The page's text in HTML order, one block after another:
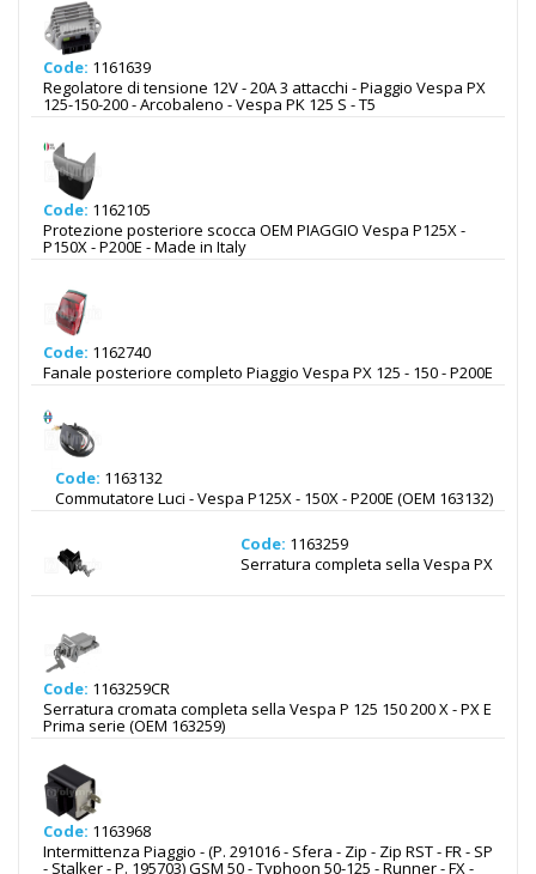
Code: 1161639
Regolatore di tensione 12V - 20A 3 attacchi - Piaggio Vespa PX
125-150-200 - Arcobaleno - Vespa PK 125 S - T5
Code: 1162105
Protezione posteriore scocca OEM PIAGGIO Vespa P125X -
P150X - P200E - Made in Italy
Code: 1162740
Fanale posteriore completo Piaggio Vespa PX 125 - 150 - P200E
Code: 1163132
Commutatore Luci - Vespa P125X - 150X - P200E (OEM 163132)
Code: 1163259
Serratura completa sella Vespa PX
Code: 1163259CR
Serratura cromata completa sella Vespa P 125 150 200 X - PX E
Prima serie (OEM 163259)
Code: 1163968
Intermittenza Piaggio - (P. 291016 - Sfera - Zip - Zip RST - FR - SP
- Stalker - P. 195703) GSM 50 - Typhoon 50-125 - Runner - FX -